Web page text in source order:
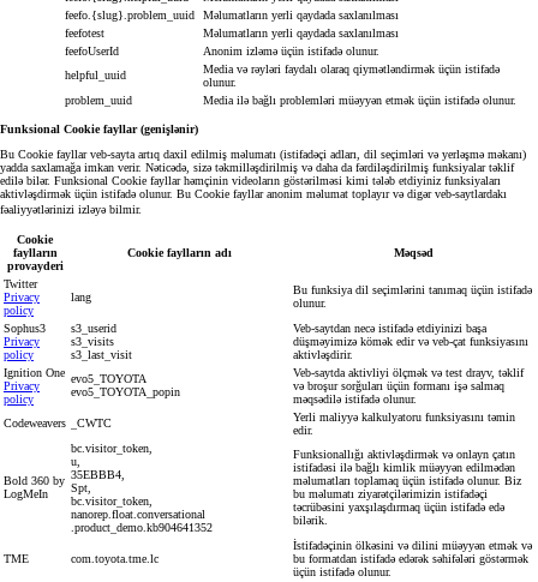
feefo.{slug}.problem_uuid
Məlumatların yerli qaydada saxlanılması
feefotest
Məlumatların yerli qaydada saxlanılması
feefoUserId
Anonim izləmə üçün istifadə olunur.
helpful_uuid
Media və rəyləri faydalı olaraq qiymətləndirmək üçün istifadə
olunur.
problem_uuid
Media ilə bağlı problemləri müəyyən etmək üçün istifadə olunur.
Funksional Cookie fayllar (genişlənir)
Bu Cookie fayllar veb-sayta artıq daxil edilmiş məlumatı (istifadəçi adları, dil seçimləri və yerləşmə məkanı)
yadda saxlamağa imkan verir. Nəticədə, sizə təkmilləşdirilmiş və daha da fərdiləşdirilmiş funksiyalar təklif
edilə bilər. Funksional Cookie fayllar həmçinin videoların göstərilməsi kimi tələb etdiyiniz funksiyaları
aktivləşdirmək üçün istifadə olunur. Bu Cookie fayllar anonim məlumat toplayır və digər veb-saytlardakı
fəaliyyətlərinizi izləyə bilmir.
Cookie
faylların
provayderi
Cookie faylların adı Məqsəd
Twitter
Privacy
policy
lang
Bu funksiya dil seçimlərini tanımaq üçün istifadə
olunur.
Sophus3
Privacy
policy
s3_userid
s3_visits
s3_last_visit
Veb-saytdan necə istifadə etdiyinizi başa
düşməyimizə kömək edir və veb-çat funksiyasını
aktivləşdirir.
Ignition One
Privacy
policy
evo5_TOYOTA
evo5_TOYOTA_popin
Veb-saytda aktivliyi ölçmək və test drayv, təklif
və broşur sorğuları üçün formanı işə salmaq
məqsədilə istifadə olunur.
Codeweavers
_CWTC
Yerli maliyyə kalkulyatoru funksiyasını təmin
edir.
Bold 360 by
LogMeIn
bc.visitor_token,
u,
35EBBB4,
Spt,
bc.visitor_token,
nanorep.float.conversational
.product_demo.kb904641352
Funksionallığı aktivləşdirmək və onlayn çatın
istifadəsi ilə bağlı kimlik müəyyən edilmədən
məlumatları toplamaq üçün istifadə olunur. Biz
bu məlumatı ziyarətçilərimizin istifadəçi
təcrübəsini yaxşılaşdırmaq üçün istifadə edə
bilərik.
TME com.toyota.tme.lc
İstifadəçinin ölkəsini və dilini müəyyən etmək və
bu formatdan istifadə edərək səhifələri göstərmək
üçün istifadə olunur.